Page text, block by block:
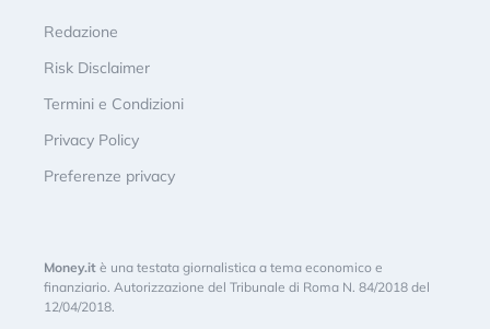
Redazione
Risk Disclaimer
Termini e Condizioni
Privacy Policy
Preferenze privacy
Money.it è una testata giornalistica a tema economico e
finanziario. Autorizzazione del Tribunale di Roma N. 84/2018 del
12/04/2018.